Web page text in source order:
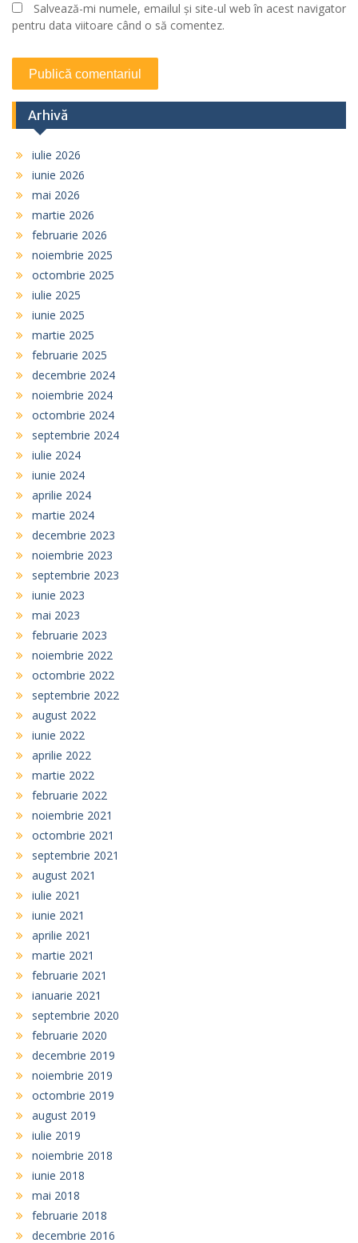
Salvează-mi numele, emailul și site-ul web în acest navigator
pentru data viitoare când o să comentez.
Arhivă
iulie 2026
iunie 2026
mai 2026
martie 2026
februarie 2026
noiembrie 2025
octombrie 2025
iulie 2025
iunie 2025
martie 2025
februarie 2025
decembrie 2024
noiembrie 2024
octombrie 2024
septembrie 2024
iulie 2024
iunie 2024
aprilie 2024
martie 2024
decembrie 2023
noiembrie 2023
septembrie 2023
iunie 2023
mai 2023
februarie 2023
noiembrie 2022
octombrie 2022
septembrie 2022
august 2022
iunie 2022
aprilie 2022
martie 2022
februarie 2022
noiembrie 2021
octombrie 2021
septembrie 2021
august 2021
iulie 2021
iunie 2021
aprilie 2021
martie 2021
februarie 2021
ianuarie 2021
septembrie 2020
februarie 2020
decembrie 2019
noiembrie 2019
octombrie 2019
august 2019
iulie 2019
noiembrie 2018
iunie 2018
mai 2018
februarie 2018
decembrie 2016